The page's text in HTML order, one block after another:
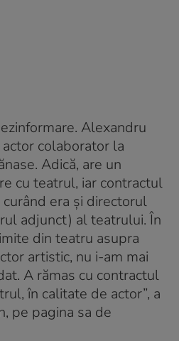
Alexandru
colaborator la
Adică, are un
cu teatrul, iar contractul
era și directorul
adjunct) al teatrului. În
din teatru asupra
artistic, nu i-am mai
A rămas cu contractul
în calitate de actor”, a
pe pagina sa de